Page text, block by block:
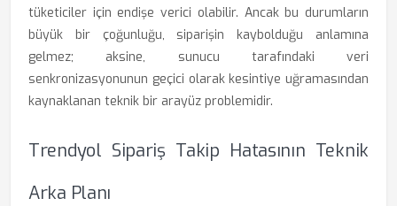
tüketiciler için endişe verici olabilir. Ancak bu durumların
büyük bir çoğunluğu, siparişin kaybolduğu anlamına
gelmez; aksine, sunucu tarafındaki veri
senkronizasyonunun geçici olarak kesintiye uğramasından
kaynaklanan teknik bir arayüz problemidir.
Trendyol Sipariş Takip Hatasının Teknik
Arka Planı